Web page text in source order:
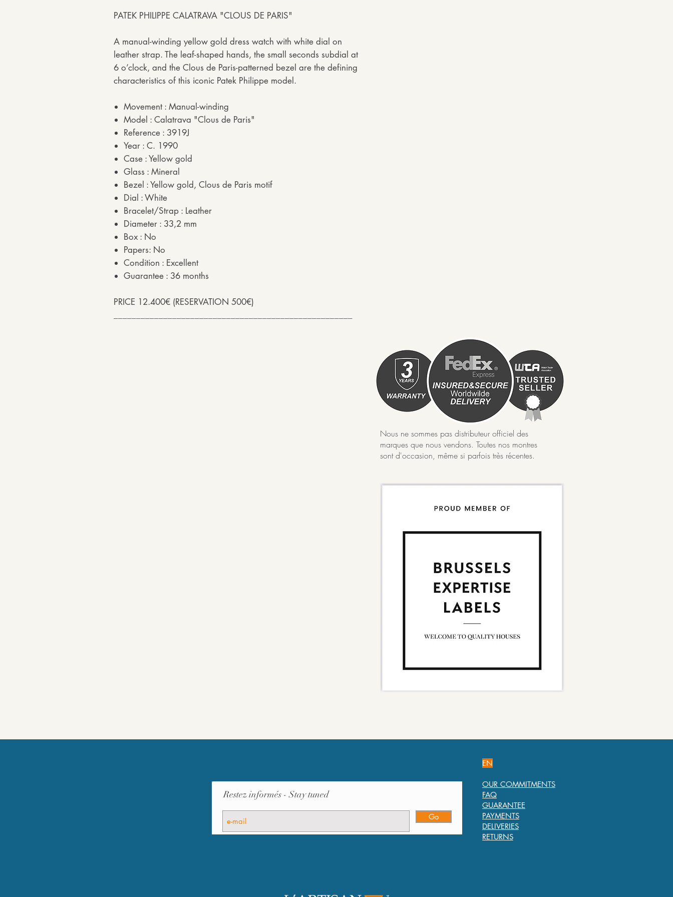
PATEK PHILIPPE CALATRAVA "CLOUS DE PARIS"
A manual-winding yellow gold dress watch with white dial on
leather strap. The leaf-shaped hands, the small seconds subdial at
6 o’clock, and the Clous de Paris-patterned bezel are the defining
characteristics of this iconic Patek Philippe model.
Movement : Manual-winding
Model : Calatrava "Clous de Paris"
Reference : 3919J
Year : C. 1990
Case : Yellow gold
Glass : Mineral
Bezel : Yellow gold, Clous de Paris motif
Dial : White
Bracelet/Strap : Leather
Diameter : 33,2 mm
Box : No
Papers: No
Condition : Excellent
Guarantee : 36 months
PRICE 12.400€ (RESERVATION 500€)
Nous ne sommes pas distributeur officiel des
marques que nous vendons. Toutes nos montres
sont d'occasion, même si parfois très récentes.
Restez informés - Stay tuned
Go
EN
OUR COMMITMENTS
FAQ
GUARANTEE
PAYMENTS
DELIVERIES
RETURNS